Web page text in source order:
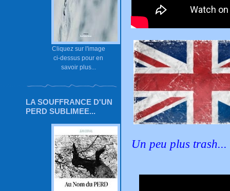
Cliquez sur l'image
ci-dessus pour en
savoir plus...
LA SOUFFRANCE D'UN
PERD SUBLIMEE...
Un peu plus trash...